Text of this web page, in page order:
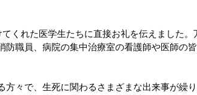
くれた医学生たちに直接お礼を伝えました。
職員、病院の集中治療室の看護師や医師の皆
々で、生死に関わるさまざまな出来事が繰り